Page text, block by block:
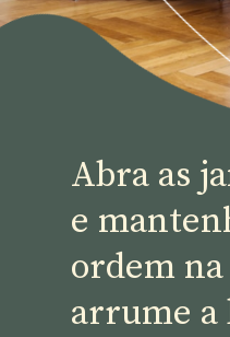
Abra as
e
ordem na
arrume a